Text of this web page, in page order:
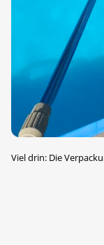
Viel drin: Die